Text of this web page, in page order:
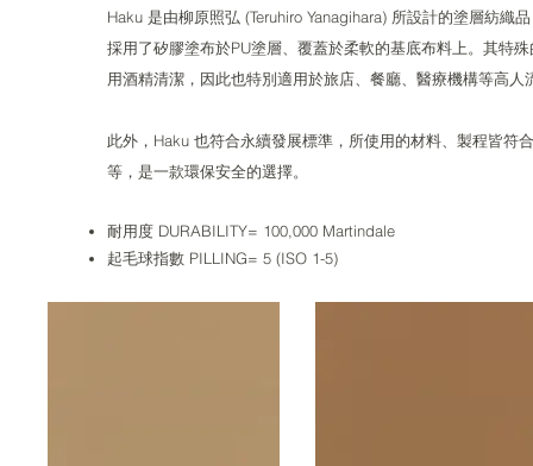
Haku 是由柳原照弘 (Teruhiro Yanagihara) 所設計的塗層紡
採用了矽膠塗布於PU塗層、覆蓋於柔軟的基底布料上。其特
用酒精清潔，因此也特別適用於旅店、餐廳、醫療機構等高人
此外，Haku 也符合永續發展標準，所使用的材料、製程皆符
等，是一款環保安全的選擇。
耐用度 DURABILITY= 100,000 Martindale
起毛球指數 PILLING= 5 (ISO 1-5)